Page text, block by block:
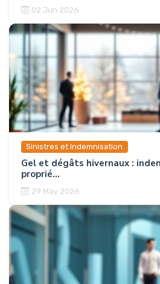
02 Jun 2026
Sinistres et Indemnisation
Gel et dégâts hivernaux :
proprié...
29 May 2026